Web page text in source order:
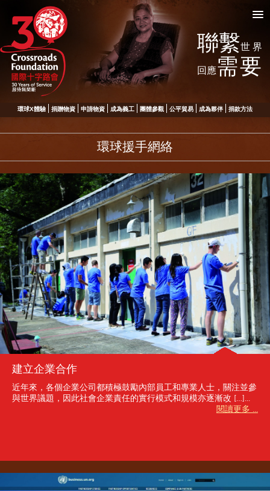
聯繫世界
回應需要
環球X體驗 捐贈物資 申請物資 成為義工 團體參觀 公平貿易 成為夥伴 捐款方法
環球援手網絡
建立企業合作
近年來，各個企業公司都積極鼓勵內部員工和專業人士，關注並參
與世界議題，因此社會企業責任的實行模式和規模亦逐漸改 […]...
閱讀更多 ...